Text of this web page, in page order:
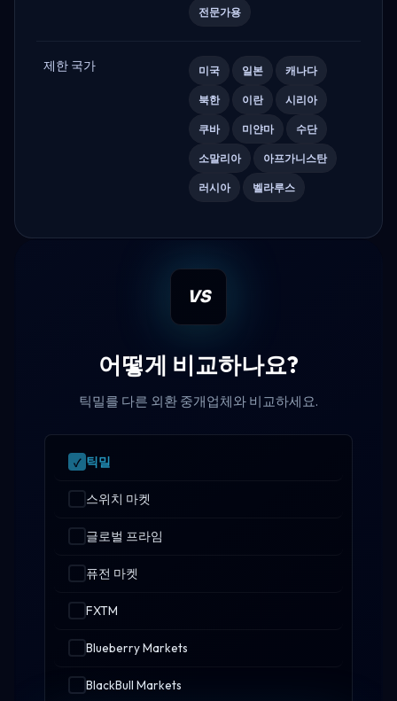
전문가용
제한 국가 미국 일본 캐나다
북한 이란 시리아
쿠바 미얀마 수단
소말리아 아프가니스탄
러시아 벨라루스
VS
어떻게 비교하나요?
틱밀를 다른 외환 중개업체와 비교하세요.
틱밀
스위치 마켓
글로벌 프라임
퓨전 마켓
FXTM
Blueberry Markets
BlackBull Markets